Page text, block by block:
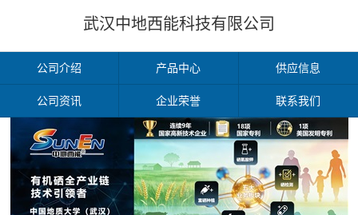
武汉中地西能科技有限公司
公司介绍 产品中心 供应信息
公司资讯 企业荣誉 联系我们